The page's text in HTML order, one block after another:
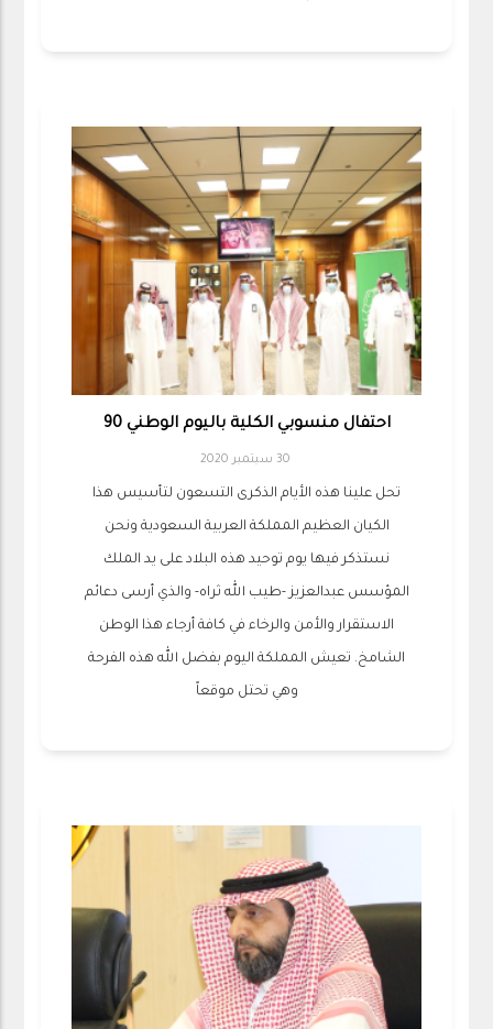
احتفال منسوبي الكلية باليوم الوطني 90
30 سبتمبر 2020
تحل علينا هذه الأيام الذكرى التسعون لتأسيس هذا
الكيان العظيم المملكة العربية السعودية ونحن
نستذكر فيها يوم توحيد هذه البلاد على يد الملك
المؤسس عبدالعزيز -طيب الله ثراه- والذي أرسى دعائم
الاستقرار والأمن والرخاء في كافة أرجاء هذا الوطن
الشامخ. تعيش المملكة اليوم بفضل الله هذه الفرحة
وهي تحتل موقعاً